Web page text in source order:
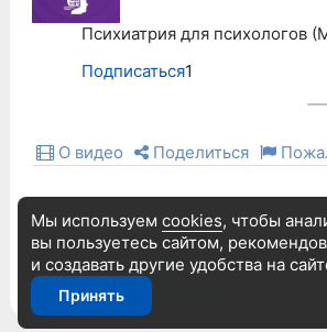
Психиатрия для психологов
Подписаться1
О видео
Поделиться
Войдитеилизарегистрируйтесь
Мы используем cookies, чтобы
вы пользуетесь сайтом,
и создавать другие удобства на
Принять